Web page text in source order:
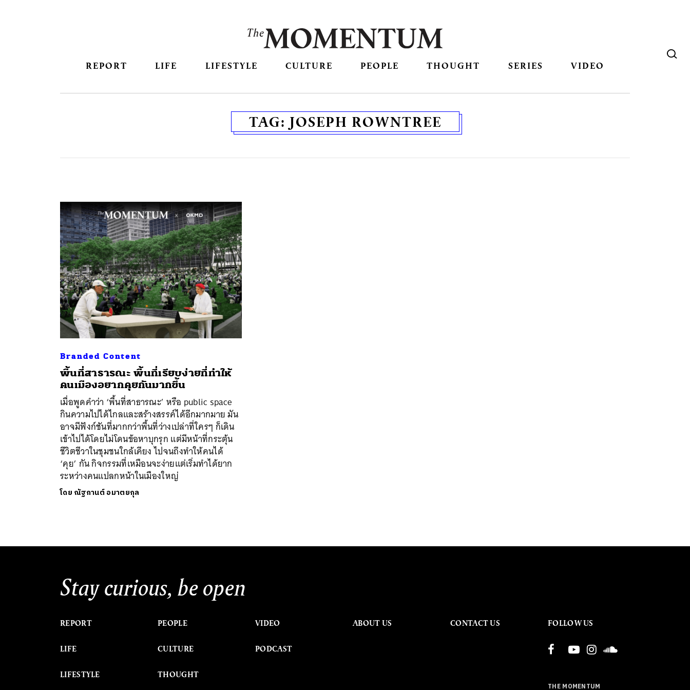
REPORT LIFE LIFESTYLE CULTURE PEOPLE THOUGHT SERIES VIDEO
TAG: JOSEPH ROWNTREE
Branded Content
พื้นที่สาธารณะ พื้นที่เรียบง่ายที่ทำให้
คนเมืองอยากคุยกันมากขึ้น
เมื่อพูดคำว่า ‘พื้นที่สาธารณะ’ หรือ public space
กินความไปได้ไกลและสร้างสรรค์ได้อีกมากมาย มัน
อาจมีฟังก์ชันที่มากกว่าพื้นที่ว่างเปล่าที่ใครๆ ก็เดิน
เข้าไปได้โดยไม่โดนข้อหาบุกรุก แต่มีหน้าที่กระตุ้น
ชีวิตชีวาในชุมชนใกล้เคียง ไปจนถึงทำให้คนได้
‘คุย’ กัน กิจกรรมที่เหมือนจะง่ายแต่เริ่มทำได้ยาก
ระหว่างคนแปลกหน้าในเมืองใหญ่
โดย ณัฐกานต์ อมาตยกุล
Stay curious, be open
REPORT
LIFE
LIFESTYLE
PEOPLE
CULTURE
THOUGHT
VIDEO
PODCAST
ABOUT US CONTACT US FOLLOW US
THE MOMENTUM